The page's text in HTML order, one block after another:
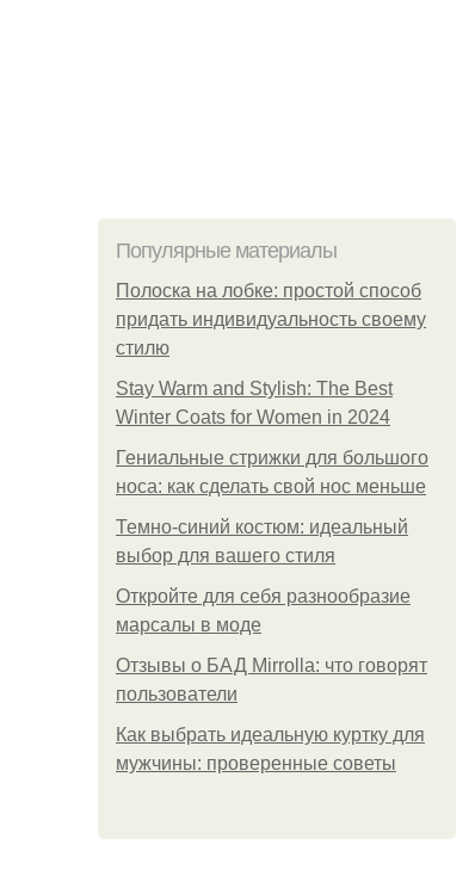
Популярные материалы
Полоска на лобке: простой способ
придать индивидуальность своему
стилю
Stay Warm and Stylish: The Best
Winter Coats for Women in 2024
Гениальные стрижки для большого
носа: как сделать свой нос меньше
Темно-синий костюм: идеальный
выбор для вашего стиля
Откройте для себя разнообразие
марсалы в моде
Отзывы о БАД Mirrolla: что говорят
пользователи
Как выбрать идеальную куртку для
мужчины: проверенные советы